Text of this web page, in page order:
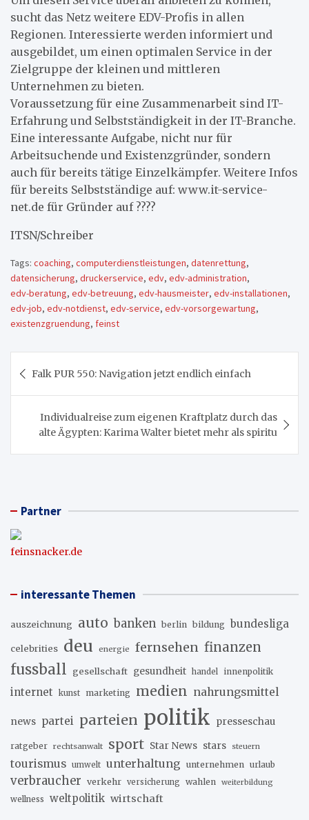
sucht das Netz weitere EDV-Profis in allen
Regionen. Interessierte werden informiert und
ausgebildet, um einen optimalen Service in der
Zielgruppe der kleinen und mittleren
Unternehmen zu bieten.
Voraussetzung für eine Zusammenarbeit sind IT-
Erfahrung und Selbstständigkeit in der IT-Branche.
Eine interessante Aufgabe, nicht nur für
Arbeitsuchende und Existenzgründer, sondern
auch für bereits tätige Einzelkämpfer. Weitere Infos
für bereits Selbstständige auf: www.it-service-
net.de für Gründer auf ????
ITSN/Schreiber
Tags: coaching, computerdienstleistungen, datenrettung,
datensicherung, druckerservice, edv, edv-administration,
edv-beratung, edv-betreuung, edv-hausmeister, edv-installationen,
edv-job, edv-notdienst, edv-service, edv-vorsorgewartung,
existenzgruendung, feinst
Falk PUR 550: Navigation jetzt endlich einfach
Individualreise zum eigenen Kraftplatz durch das
alte Ägypten: Karima Walter bietet mehr als spiritu
Partner
feinsnacker.de
interessante Themen
auszeichnung auto banken berlin bildung bundesliga
celebrities deu energie fernsehen finanzen
fussball gesellschaft gesundheit handel innenpolitik
internet kunst marketing medien nahrungsmittel
news partei parteien politik presseschau
ratgeber rechtsanwalt sport Star News stars steuern
tourismus umwelt unterhaltung unternehmen urlaub
verbraucher verkehr versicherung wahlen weiterbildung
wellness weltpolitik wirtschaft